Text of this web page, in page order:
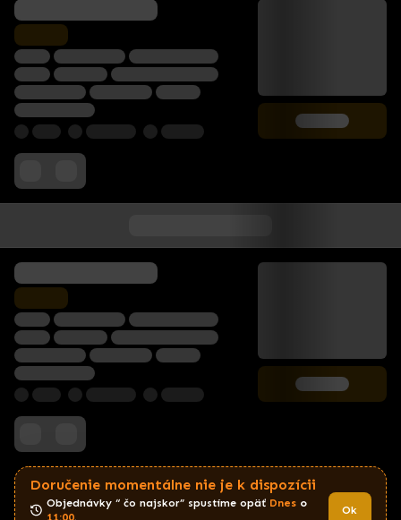
Doručenie momentálne nie je k dispozícii
Objednávky “ čo najskor” spustíme opäť Dnes
11:00.
Ok